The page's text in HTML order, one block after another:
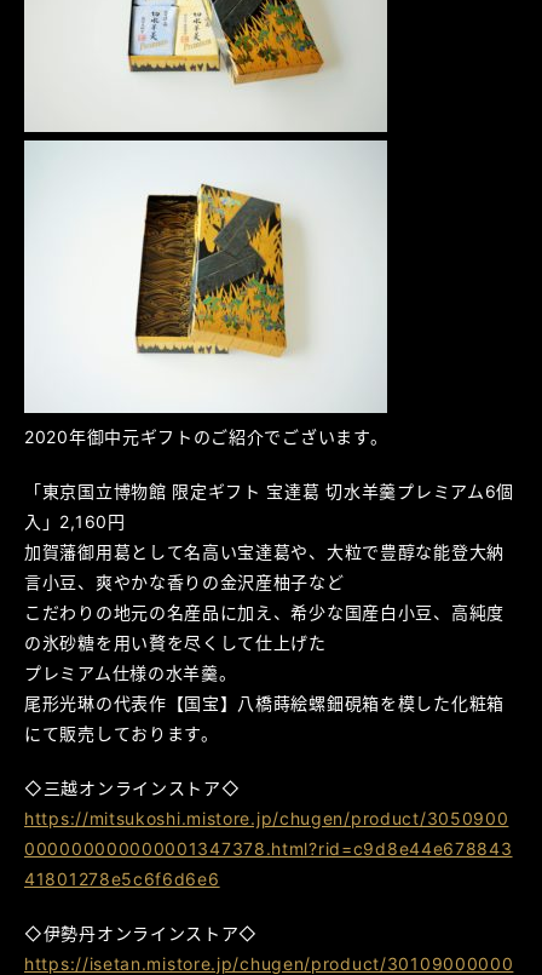
2020年御中元ギフトのご紹介でございます。
「東京国立博物館 限定ギフト 宝達葛 切水羊羹プレミアム6個
入」2,160円
加賀藩御用葛として名高い宝達葛や、大粒で豊醇な能登大納
言小豆、爽やかな香りの金沢産柚子など
こだわりの地元の名産品に加え、希少な国産白小豆、高純度
の氷砂糖を用い贅を尽くして仕上げた
プレミアム仕様の水羊羹。
尾形光琳の代表作【国宝】八橋蒔絵螺鈿硯箱を模した化粧箱
にて販売しております。
◇三越オンラインストア◇
https://mitsukoshi.mistore.jp/chugen/product/3050900
000000000000001347378.html?rid=c9d8e44e678843
41801278e5c6f6d6e6
◇伊勢丹オンラインストア◇
https://isetan.mistore.jp/chugen/product/30109000000